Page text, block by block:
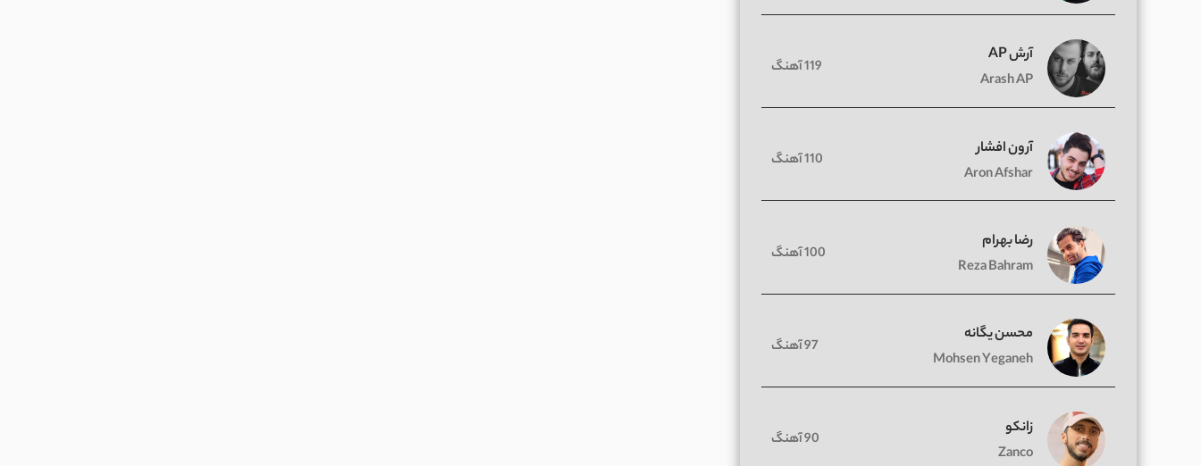
آرش AP
Arash AP
119 آهنگ
آرون افشار
Aron Afshar
110 آهنگ
رضا بهرام
Reza Bahram
100 آهنگ
محسن یگانه
Mohsen Yeganeh
97 آهنگ
زانکو
Zanco
90 آهنگ